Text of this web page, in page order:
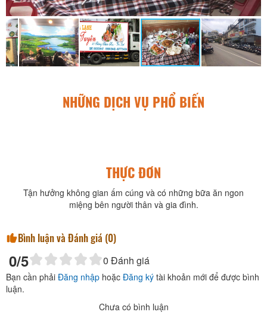
NHỮNG DỊCH VỤ PHỔ BIẾN
THỰC ĐƠN
Tận hưởng không gian ấm cúng và có những bữa ăn ngon
miệng bên người thân và gia đình.
Bình luận và Đánh giá (0)
0/5 0 Đánh giá
Bạn cần phải Đăng nhập hoặc Đăng ký tài khoản mới để được bình
luận.
Chưa có bình luận